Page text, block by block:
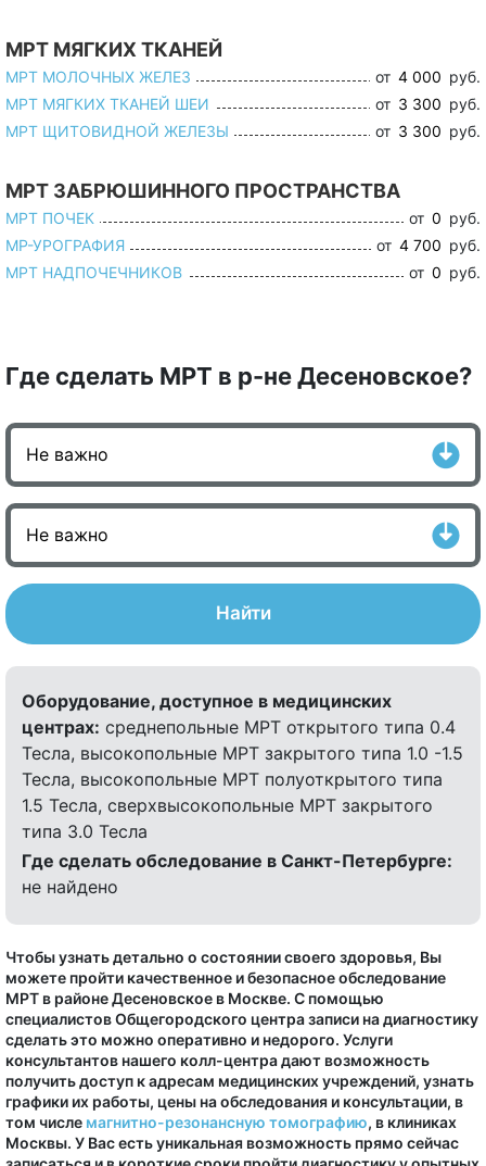
МРТ МЯГКИХ ТКАНЕЙ
МРТ МОЛОЧНЫХ ЖЕЛЕЗ от 4 000 руб.
МРТ МЯГКИХ ТКАНЕЙ ШЕИ
от 3 300 руб.
МРТ ЩИТОВИДНОЙ ЖЕЛЕЗЫ
от 3 300 руб.
МРТ ЗАБРЮШИННОГО ПРОСТРАНСТВА
МРТ ПОЧЕК от 0 руб.
МР-УРОГРАФИЯ
от 4 700 руб.
МРТ НАДПОЧЕЧНИКОВ
от 0 руб.
Где сделать МРТ в р-не Десеновское?
Найти
Оборудование, доступное в медицинских
центрах: среднепольные МРТ открытого типа 0.4
Тесла, высокопольные МРТ закрытого типа 1.0 -1.5
Тесла, высокопольные МРТ полуоткрытого типа
1.5 Тесла, сверхвысокопольные МРТ закрытого
типа 3.0 Тесла
Где сделать обследование в Санкт-Петербурге:
не найдено
Чтобы узнать детально о состоянии своего здоровья, Вы
можете пройти качественное и безопасное обследование
МРТ в районе Десеновское в Москве. С помощью
специалистов Общегородского центра записи на диагностику
сделать это можно оперативно и недорого. Услуги
консультантов нашего колл-центра дают возможность
получить доступ к адресам медицинских учреждений, узнать
графики их работы, цены на обследования и консультации, в
том числе магнитно-резонансную томографию, в клиниках
Москвы. У Вас есть уникальная возможность прямо сейчас